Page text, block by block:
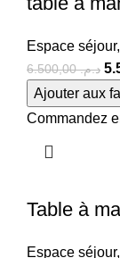
Espace séjour,
د.م.6.500,00
Ajouter aux
Commandez
Table à
Espace séjour,